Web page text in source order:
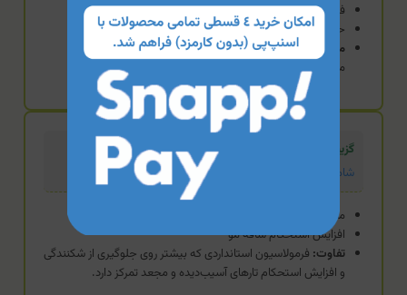
فاقد سولفات و حاوی کمپلکس آمینواسید
حاوی پروتئین هیدرولیز شده گندم
مزیت:
تمرکز ویژه بر پاکسازی بدون آسیب و بازسازی ساختاری
موهای فر با اسیدهای آمینه. مناسب برای موهای کراتین شده.
گزینه استاندارد
شامپو موی فر و شکننده کرملین
مناسب موهای فر، مجعد و شکننده
افزایش استحکام ساقه مو
تفاوت: فرمولاسیون استانداردی که بیشتر روی جلوگیری از شکنندگی
و افزایش استحکام تارهای آسیب‌دیده و مجعد تمرکز دارد.